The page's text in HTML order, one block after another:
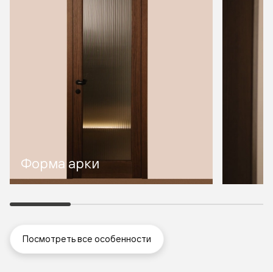
Форма арки
Посмотреть все особенности